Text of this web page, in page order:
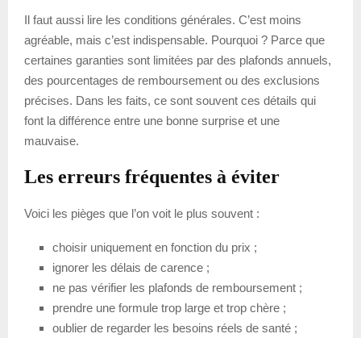
Il faut aussi lire les conditions générales. C’est moins
agréable, mais c’est indispensable. Pourquoi ? Parce que
certaines garanties sont limitées par des plafonds annuels,
des pourcentages de remboursement ou des exclusions
précises. Dans les faits, ce sont souvent ces détails qui
font la différence entre une bonne surprise et une
mauvaise.
Les erreurs fréquentes à éviter
Voici les pièges que l’on voit le plus souvent :
choisir uniquement en fonction du prix ;
ignorer les délais de carence ;
ne pas vérifier les plafonds de remboursement ;
prendre une formule trop large et trop chère ;
oublier de regarder les besoins réels de santé ;